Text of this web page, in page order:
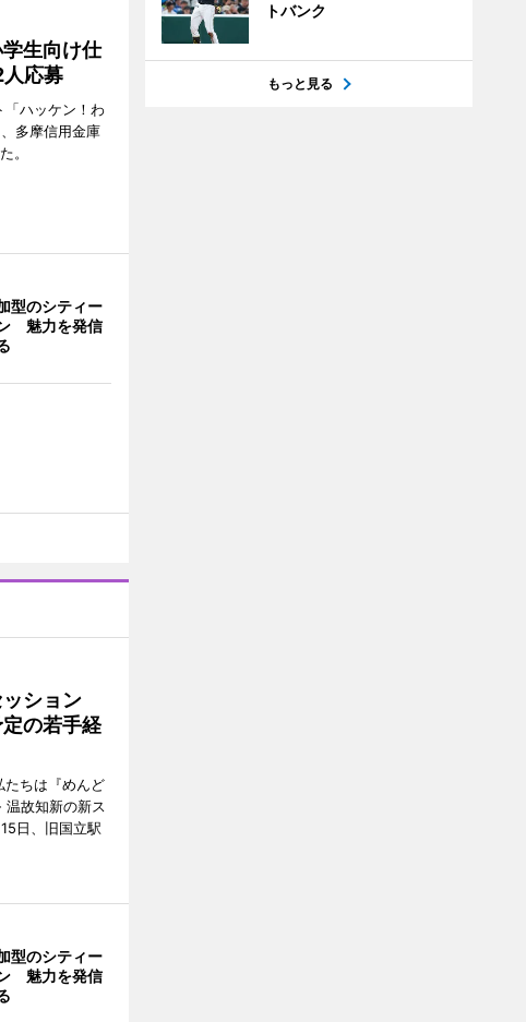
生向け仕
応募
「ハッケン！わ
多摩信用金庫
。
型のシティー
魅力を発信
ッション
の若手経
たちは『めんど
温故知新の新ス
日、旧国立駅
型のシティー
魅力を発信
トバンク
もっと見る